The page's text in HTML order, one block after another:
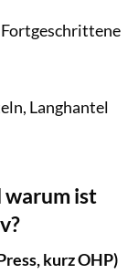
Langhantel
warum ist
kurz OHP)